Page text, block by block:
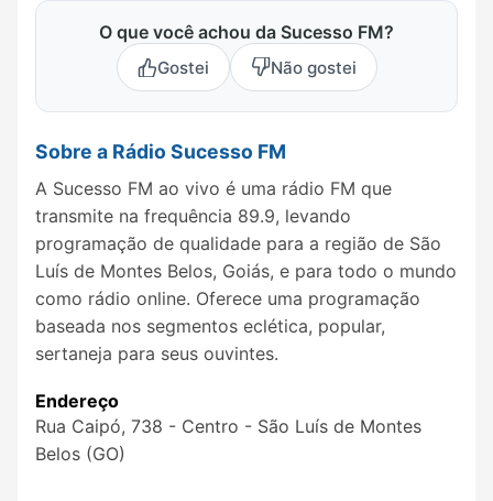
O que você achou da Sucesso FM?
Gostei Não gostei
Sobre a Rádio Sucesso FM
A Sucesso FM ao vivo é uma rádio FM que
transmite na frequência 89.9, levando
programação de qualidade para a região de São
Luís de Montes Belos, Goiás, e para todo o mundo
como rádio online. Oferece uma programação
baseada nos segmentos eclética, popular,
sertaneja para seus ouvintes.
Endereço
Rua Caipó, 738 - Centro - São Luís de Montes
Belos (GO)